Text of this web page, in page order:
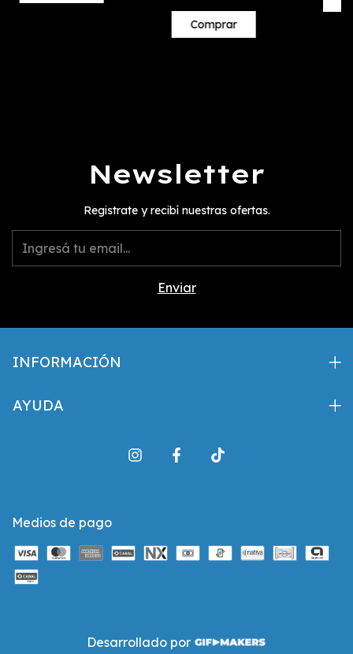
Comprar
Newsletter
Registrate y recibí nuestras ofertas.
INFORMACIÓN
AYUDA
Medios de pago
Desarrollado por